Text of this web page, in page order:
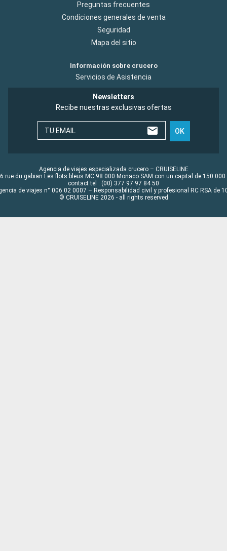
Preguntas frecuentes
Condiciones generales de venta
Seguridad
Mapa del sitio
Información sobre crucero
Servicios de Asistencia
Newsletters
Recibe nuestras exclusivas ofertas
TU EMAIL OK
Agencia de viajes especializada crucero – CRUISELINE
rue du gabian Les flots bleus MC 98 000 Monaco SAM con un capital de 150 000
contact tel : (00) 377 97 97 84 50
de viajes n° 006 02 0007 – Responsabilidad civil y profesional RC RSA de
© CRUISELINE 2026 - all rights reserved